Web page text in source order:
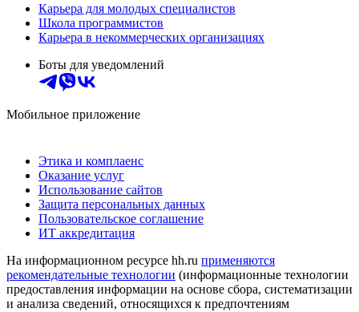
Карьера для молодых специалистов
Школа программистов
Карьера в некоммерческих организациях
Боты для уведомлений
Мобильное приложение
Этика и комплаенс
Оказание услуг
Использование сайтов
Защита персональных данных
Пользовательское соглашение
ИТ аккредитация
На информационном ресурсе hh.ru применяются
рекомендательные технологии (информационные технологии
предоставления информации на основе сбора, систематизации
и анализа сведений, относящихся к предпочтениям